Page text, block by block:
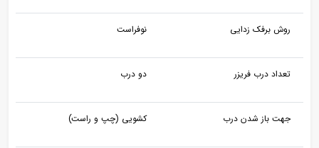
روش برفک زدایی نوفراست
تعداد درب فریزر دو درب
جهت باز شدن درب کشویی (چپ و راست)